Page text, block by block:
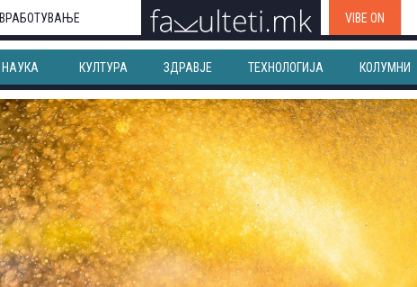
ВРАБОТУВАЊЕ VIBE ON
НАУКА КУЛТУРА ЗДРАВЈЕ ТЕХНОЛОГИЈА КОЛУМНИ